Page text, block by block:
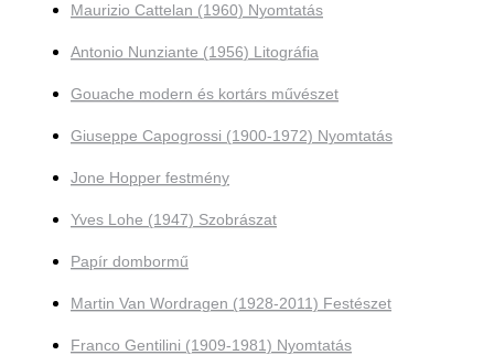
Maurizio Cattelan (1960) Nyomtatás
Antonio Nunziante (1956) Litográfia
Gouache modern és kortárs művészet
Giuseppe Capogrossi (1900-1972) Nyomtatás
Jone Hopper festmény
Yves Lohe (1947) Szobrászat
Papír dombormű
Martin Van Wordragen (1928-2011) Festészet
Franco Gentilini (1909-1981) Nyomtatás